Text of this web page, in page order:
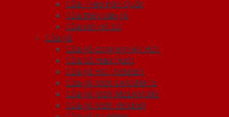
Cửa Thép Hàn Quốc
Cửa thép vân gỗ
Cửa vân gỗ 5D
Cửa gỗ
Cửa gỗ công nghiệp HDF
Cửa Gỗ Hàn Quốc
Cửa gỗ HDF VENEER
Cửa gỗ MDF LAMINATE
Cửa gỗ MDF MELAMINE
Cửa gỗ MDF VENEER